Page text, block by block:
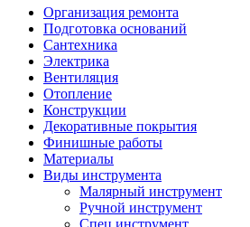
Организация ремонта
Подготовка оснований
Сантехника
Электрика
Вентиляция
Отопление
Конструкции
Декоративные покрытия
Финишные работы
Материалы
Виды инструмента
Малярный инструмент
Ручной инструмент
Спец инструмент